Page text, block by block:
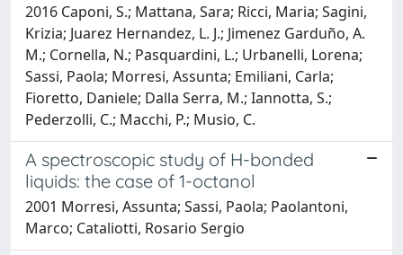
2016 Caponi, S.; Mattana, Sara; Ricci, Maria; Sagini,
Krizia; Juarez Hernandez, L. J.; Jimenez Garduño, A.
M.; Cornella, N.; Pasquardini, L.; Urbanelli, Lorena;
Sassi, Paola; Morresi, Assunta; Emiliani, Carla;
Fioretto, Daniele; Dalla Serra, M.; Iannotta, S.;
Pederzolli, C.; Macchi, P.; Musio, C.
A spectroscopic study of H-bonded
liquids: the case of 1-octanol
2001 Morresi, Assunta; Sassi, Paola; Paolantoni,
Marco; Cataliotti, Rosario Sergio